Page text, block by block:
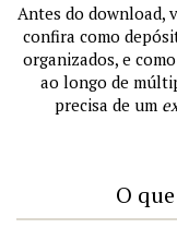
Antes do download,
confira como
organizados, e
ao longo de
precisa de um
O